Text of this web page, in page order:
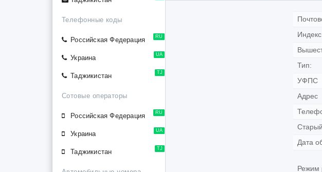
Телефонные коды
RU
Российская Федерация
UA
Украина
TJ
Таджикистан
Сотовые операторы
RU
Российская Федерация
UA
Украина
TJ
Таджикистан
Индекс
Тип:
УФПС
Адрес
Дата
Режим